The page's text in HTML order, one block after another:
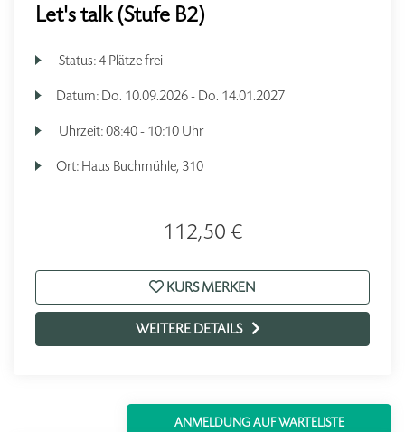
Let's talk (Stufe B2)
Status:4 Plätze frei
Datum: Do. 10.09.2026 - Do. 14.01.2027
Uhrzeit:08:40 - 10:10 Uhr
Ort: Haus Buchmühle, 310
112,50 €
KURS MERKEN
WEITERE DETAILS
ANMELDUNG AUF WARTELISTE